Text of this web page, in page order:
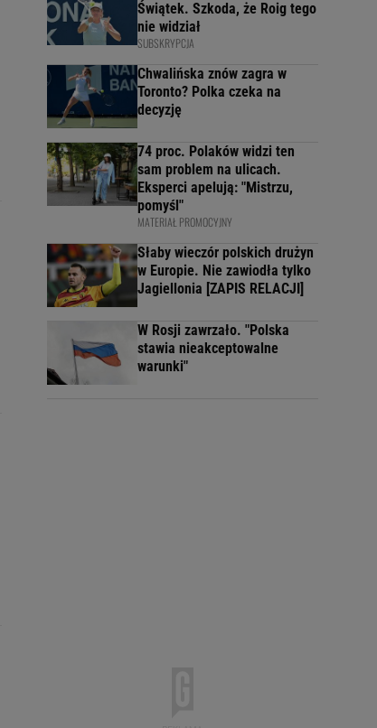
Świątek. Szkoda, że Roig tego
nie widział
SUBSKRYPCJA
Chwalińska znów zagra w
Toronto? Polka czeka na
decyzję
74 proc. Polaków widzi ten
sam problem na ulicach.
Eksperci apelują: "Mistrzu,
pomyśl"
MATERIAŁ PROMOCYJNY
Słaby wieczór polskich drużyn
w Europie. Nie zawiodła tylko
Jagiellonia [ZAPIS RELACJI]
W Rosji zawrzało. "Polska
stawia nieakceptowalne
warunki"